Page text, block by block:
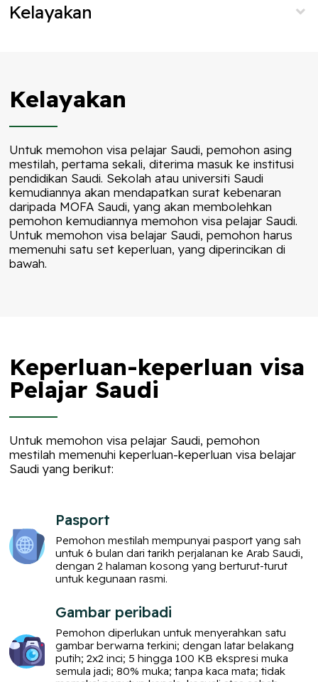
Kelayakan
Kelayakan
Untuk memohon visa pelajar Saudi, pemohon asing
mestilah, pertama sekali, diterima masuk ke institusi
pendidikan Saudi. Sekolah atau universiti Saudi
kemudiannya akan mendapatkan surat kebenaran
daripada MOFA Saudi, yang akan membolehkan
pemohon kemudiannya memohon visa pelajar Saudi.
Untuk memohon visa belajar Saudi, pemohon harus
memenuhi satu set keperluan, yang diperincikan di
bawah.
Keperluan-keperluan visa
Pelajar Saudi
Untuk memohon visa pelajar Saudi, pemohon
mestilah memenuhi keperluan-keperluan visa belajar
Saudi yang berikut:
Pasport
Pemohon mestilah mempunyai pasport yang sah
untuk 6 bulan dari tarikh perjalanan ke Arab Saudi,
dengan 2 halaman kosong yang berturut-turut
untuk kegunaan rasmi.
Gambar peribadi
Pemohon diperlukan untuk menyerahkan satu
gambar berwarna terkini; dengan latar belakang
putih; 2x2 inci; 5 hingga 100 KB ekspresi muka
semula jadi; 80% muka; tanpa kaca mata; tidak